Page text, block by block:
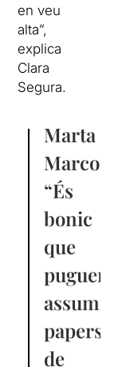
en veu
alta”,
explica
Clara
Segura.
Marta
Marco:
“És
bonic
que
puguem
assumir
papers
de